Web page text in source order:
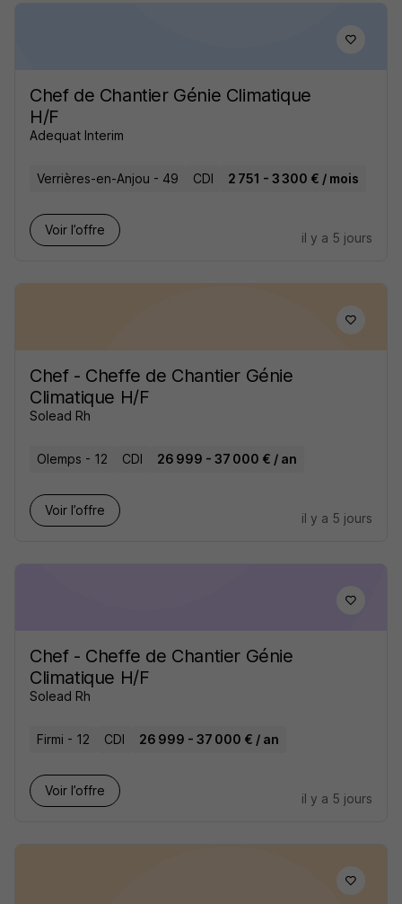
Chef de Chantier Génie Climatique
H/F
Adequat Interim
Verrières-en-Anjou - 49 CDI 2 751 - 3 300 € / mois
Voir l’offre
il y a 5 jours
Chef - Cheffe de Chantier Génie
Climatique H/F
Solead Rh
Olemps - 12 CDI 26 999 - 37 000 € / an
Voir l’offre
il y a 5 jours
Chef - Cheffe de Chantier Génie
Climatique H/F
Solead Rh
Firmi - 12 CDI 26 999 - 37 000 € / an
Voir l’offre
il y a 5 jours